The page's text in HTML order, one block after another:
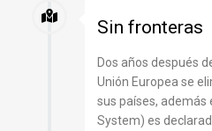
Sin fronteras
Dos años después
Unión Europea se
sus países, además
System) es